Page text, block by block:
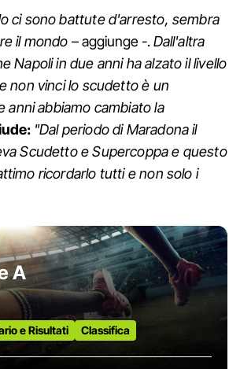
ci sono battute d'arresto, sembra
il mondo – aggiunge -.Dall'altra
Napoli in due anni ha alzato il livello
non vinci lo scudetto è un
anni abbiamo cambiato la
"Dal periodo di Maradona il
Scudetto e Supercoppa e questo
ricordarlo tutti e non solo i
A
e Risultati Classifica